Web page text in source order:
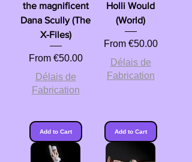
the magnificent
Dana Scully (The
X-Files)
From €50.00
Sale Price
Délais de
Fabrication
Add to Cart
Holli Would
(World)
From €50.00
Sale Price
Délais de
Fabrication
Add to Cart